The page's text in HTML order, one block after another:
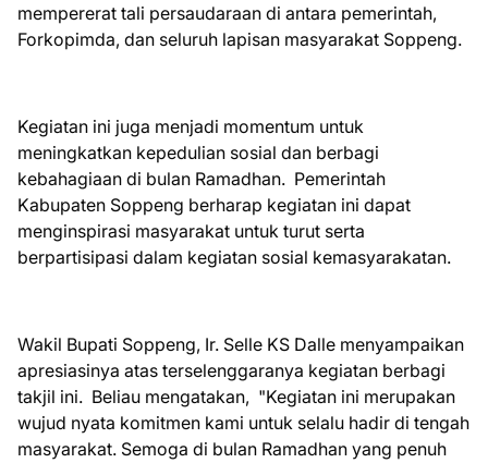
mempererat tali persaudaraan di antara pemerintah,
Forkopimda, dan seluruh lapisan masyarakat Soppeng.
Kegiatan ini juga menjadi momentum untuk
meningkatkan kepedulian sosial dan berbagi
kebahagiaan di bulan Ramadhan. Pemerintah
Kabupaten Soppeng berharap kegiatan ini dapat
menginspirasi masyarakat untuk turut serta
berpartisipasi dalam kegiatan sosial kemasyarakatan.
Wakil Bupati Soppeng, Ir. Selle KS Dalle menyampaikan
apresiasinya atas terselenggaranya kegiatan berbagi
takjil ini. Beliau mengatakan, "Kegiatan ini merupakan
wujud nyata komitmen kami untuk selalu hadir di tengah
masyarakat. Semoga di bulan Ramadhan yang penuh